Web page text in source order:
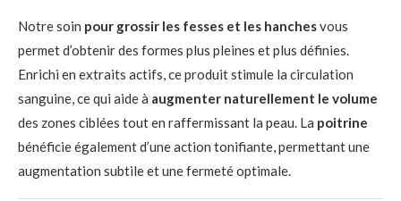
Notre soin pour grossir les fesses et les hanchesvous
permet d’obtenir des formes plus pleines et plus définies.
Enrichi en extraits actifs, ce produit stimule la circulation
sanguine, ce qui aide à augmenter naturellement le volume
des zones ciblées tout en raffermissant la peau. La poitrine
bénéficie également d’une action tonifiante, permettant une
augmentation subtile et une fermeté optimale.